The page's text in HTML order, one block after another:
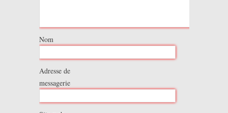
Nom
Adresse de
messagerie